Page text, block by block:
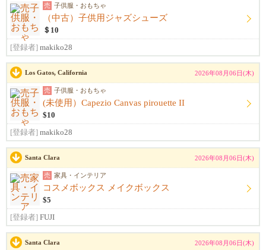
売 子供服・おもちゃ
（中古）子供用ジャズシューズ
＄10
[登録者] makiko28
Los Gatos, California 2026年08月06日(木)
売 子供服・おもちゃ
(未使用）Capezio Canvas pirouette II
$10
[登録者] makiko28
Santa Clara 2026年08月06日(木)
売 家具・インテリア
コスメボックス メイクボックス
$5
[登録者] FUJI
Santa Clara 2026年08月06日(木)